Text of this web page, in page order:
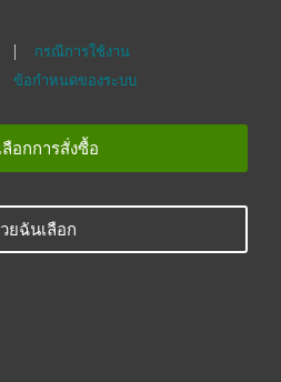
กรณีการใช้งาน
ข้อกำหนดของระบบ
อกการสั่งซื้อ
ยฉันเลือก